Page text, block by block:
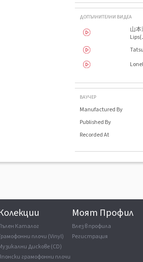
ДОПЪЛНИТЕЛНИ ВИДЕА
山本
ВАУЧЕР
Manufactured By
Published By
Recorded At
Каталог
плочи (Vinyl)
Дискове (CD)
грамофонни плочи
Моят Профил
Влез в профила
Регистрация